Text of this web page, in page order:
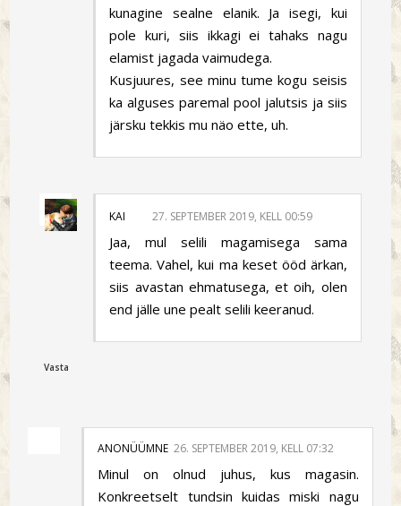
kunagine sealne elanik. Ja isegi, kui
pole kuri, siis ikkagi ei tahaks nagu
elamist jagada vaimudega.
Kusjuures, see minu tume kogu seisis
ka alguses paremal pool jalutsis ja siis
järsku tekkis mu näo ette, uh.
KAI 27. SEPTEMBER 2019, KELL 00:59
Jaa, mul selili magamisega sama
teema. Vahel, kui ma keset ööd ärkan,
siis avastan ehmatusega, et oih, olen
end jälle une pealt selili keeranud.
Vasta
ANONÜÜMNE 26. SEPTEMBER 2019, KELL 07:32
Minul on olnud juhus, kus magasin.
Konkreetselt tundsin kuidas miski nagu